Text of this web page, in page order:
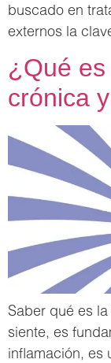
buscado en
externos la
¿Qué
crónica
Saber qué es
siente, es
inflamación, es